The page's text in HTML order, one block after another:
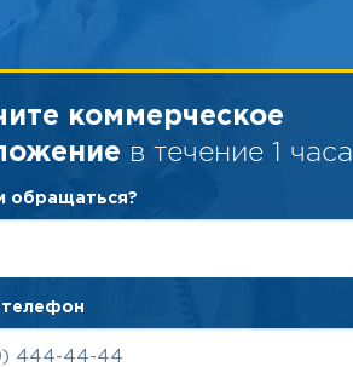
коммерческое
в течение 1 часа
обращаться?